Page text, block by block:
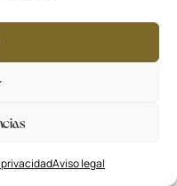
Aviso legal